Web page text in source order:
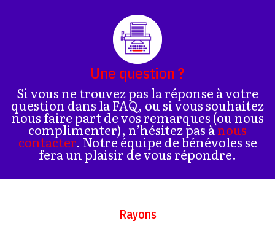
Une question ?
Si vous ne trouvez pas la réponse à votre
question dans la FAQ, ou si vous souhaitez
nous faire part de vos remarques (ou nous
complimenter), n’hésitez pas ànous
contacter. Notre équipe de bénévoles se
fera un plaisir de vous répondre.
Rayons